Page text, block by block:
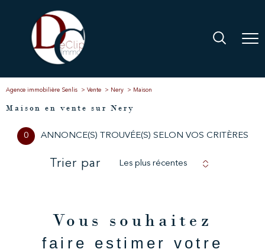
Agence immobilière Senlis Vente Nery Maison
Maison en vente sur Nery
0 ANNONCE(S) TROUVÉE(S) SELON VOS CRITÈRES
Trier par Les plus récentes
Vous souhaitez
faire estimer votre